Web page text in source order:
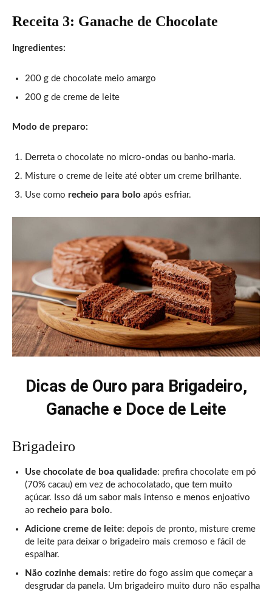
Receita 3: Ganache de Chocolate
Ingredientes:
200 g de chocolate meio amargo
200 g de creme de leite
Modo de preparo:
Derreta o chocolate no micro-ondas ou banho-maria.
Misture o creme de leite até obter um creme brilhante.
Use como recheio para bolo após esfriar.
Dicas de Ouro para Brigadeiro,
Ganache e Doce de Leite
Brigadeiro
Use chocolate de boa qualidade: prefira chocolate em pó
(70% cacau) em vez de achocolatado, que tem muito
açúcar. Isso dá um sabor mais intenso e menos enjoativo
ao recheio para bolo.
Adicione creme de leite: depois de pronto, misture creme
de leite para deixar o brigadeiro mais cremoso e fácil de
espalhar.
Não cozinhe demais: retire do fogo assim que começar a
desgrudar da panela. Um brigadeiro muito duro não espalha